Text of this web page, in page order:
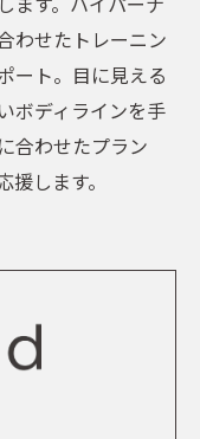
わせたトレーニン
ート。目に見える
ボディラインを手
合わせたプラン
します。